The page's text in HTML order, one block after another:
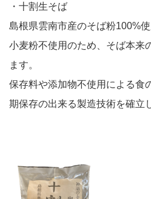
・十割生そば
島根県雲南市産のそば粉100%使
小麦粉不使用のため、そば本来
ます。
保存料や添加物不使用による食
期保存の出来る製造技術を確立